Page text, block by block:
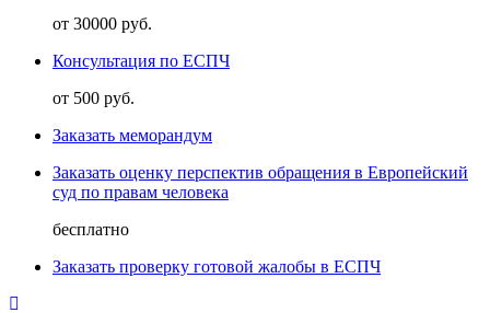
от 30000 руб.
Консультация по ЕСПЧ
от 500 руб.
Заказать меморандум
Заказать оценку перспектив обращения в Европейский
суд по правам человека
бесплатно
Заказать проверку готовой жалобы в ЕСПЧ